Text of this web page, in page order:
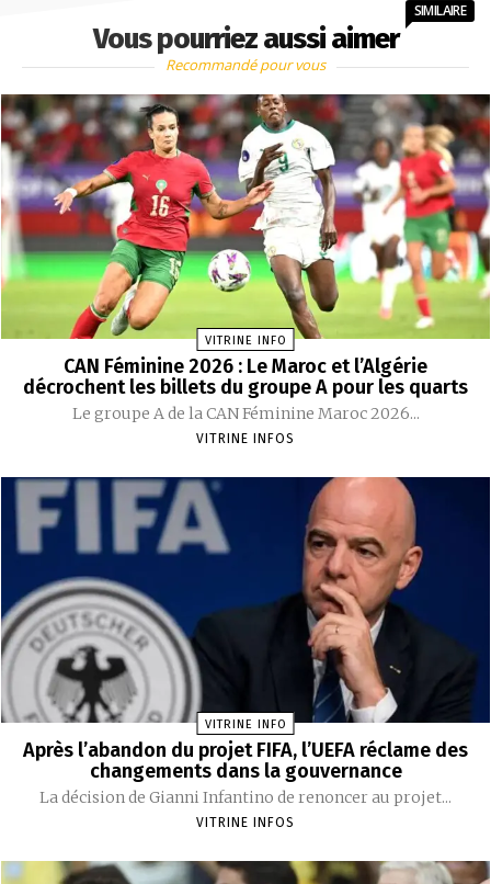
Vous pourriez aussi aimer
SIMILAIRE
Recommandé pour vous
VITRINE INFO
CAN Féminine 2026 : Le Maroc et l’Algérie
décrochent les billets du groupe A pour les quarts
Le groupe A de la CAN Féminine Maroc 2026...
VITRINE INFOS
VITRINE INFO
Après l’abandon du projet FIFA, l’UEFA réclame des
changements dans la gouvernance
La décision de Gianni Infantino de renoncer au projet...
VITRINE INFOS